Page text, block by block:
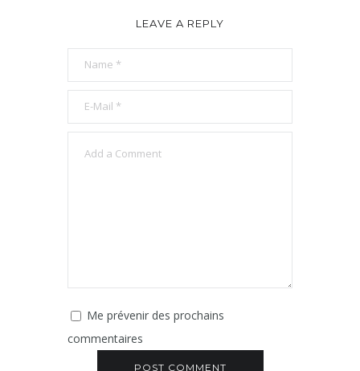
LEAVE A REPLY
Me prévenir des prochains
commentaires